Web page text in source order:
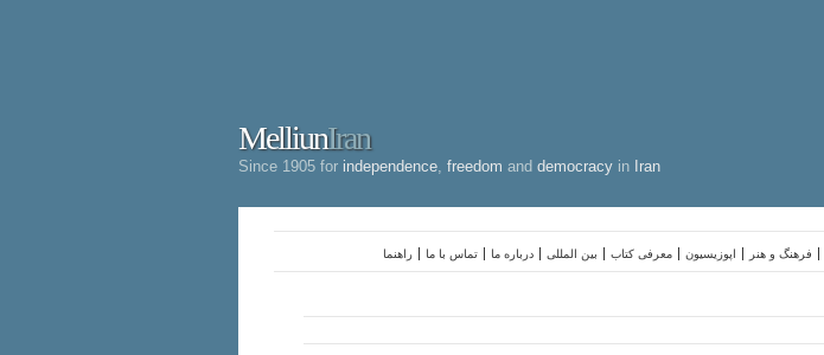
MelliunIran
Since 1905 for independence freedom and democracy in Iran
راهنما تماس با ما درباره ما بین المللی معرفی کتاب اپوزیسیون فرهنگ و هنر